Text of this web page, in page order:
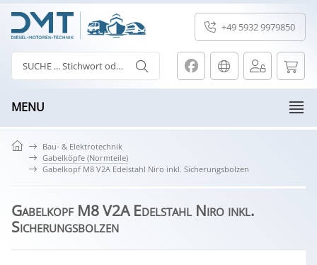
+49 5932 9979850
MENU
Bau- & Elektrotechnik
Gabelköpfe (Normteile)
Gabelkopf M8 V2A Edelstahl Niro inkl. Sicherungsbolzen
Gabelkopf M8 V2A Edelstahl Niro inkl.
Sicherungsbolzen